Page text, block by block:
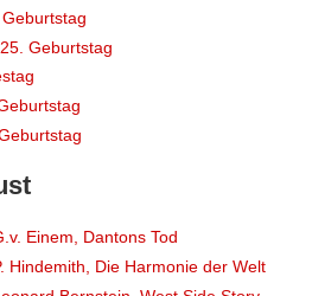
Geburtstag
Einem, Dantons Tod
Hindemith, Die Harmonie der Welt